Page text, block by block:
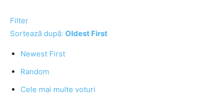
Filter
Sortează după: Oldest First
Newest First
Random
Cele mai multe voturi